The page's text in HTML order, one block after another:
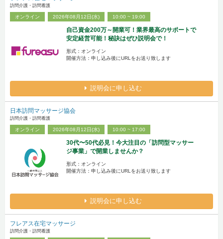
訪問介護・訪問看護
オンライン 2026年08月12日(水) 10:00 ~ 19:00
自己資金200万～開業可！業界最高のサポートで
安定経営可能！秘訣はぜひ説明会で！
形式：オンライン
開催方法：申し込み後にURLをお送り致します
説明会に申し込む
日本訪問マッサージ協会
訪問介護・訪問看護
オンライン 2026年08月12日(水) 10:00 ~ 17:00
30代〜50代必見！今大注目の「訪問型マッサー
ジ事業」で開業しませんか？
形式：オンライン
開催方法：申し込み後にURLをお送り致します
説明会に申し込む
フレアス在宅マッサージ
訪問介護・訪問看護